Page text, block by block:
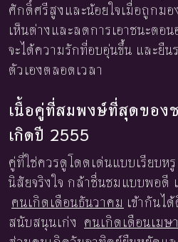
ศักดิ์ศรีสูงและน้อยใจเมื่อถูกม
เห็นต่างและลดการเอาชนะต
จะได้ความรักที่อบอุ่นขึ้น และยืน
ตัวเองตลอดเวลา
เนื้อคู่ที่สมพงษ์ที่สุดของ
เกิดปี 2555
คู่ที่ใช่ควรดูโดดเด่นแบบเรียบห
นิสัยจริงใจ กล้าชื่นชมแบบพอดี
คนเกิดเดือนธันวาคม เข้ากันไ
สนับสนุนเก่ง คนเกิดเดือนเมษ